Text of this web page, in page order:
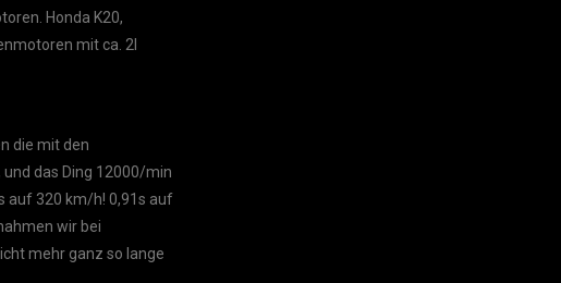
Honda K20,
mit ca. 2l
die mit den
das Ding 12000/min
auf 320 km/h! 0,91s auf
wir bei
mehr ganz so lange